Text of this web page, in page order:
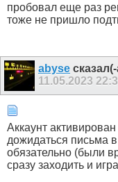
пробовал еще раз
тоже не пришло
abyse
11.05.2023
Аккаунт
дожидаться письма
обязательно (были
сразу заходить и